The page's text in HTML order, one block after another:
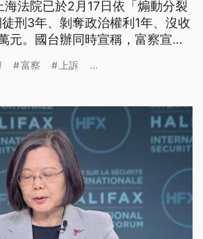
海法院已於2月17日依「煽動分裂
刑3年、剝奪政治權利1年、沒收
元。國台辦同時宣稱，富察宣判
富察 上訴 ...